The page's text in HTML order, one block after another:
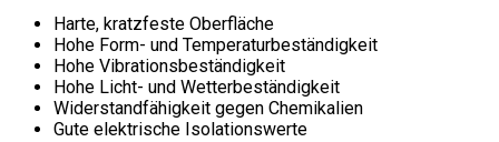
Harte, kratzfeste Oberfläche
Hohe Form- und Temperaturbeständigkeit
Hohe Vibrationsbeständigkeit
Hohe Licht- und Wetterbeständigkeit
Widerstandfähigkeit gegen Chemikalien
Gute elektrische Isolationswerte